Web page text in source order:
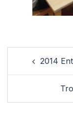
navigation
2014